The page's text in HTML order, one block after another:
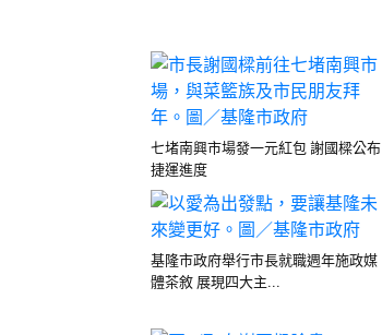
七堵南興市場發一元紅包 謝國樑公布
捷運進度
基隆市政府舉行市長就職週年施政媒
體茶敘 展現四大主...